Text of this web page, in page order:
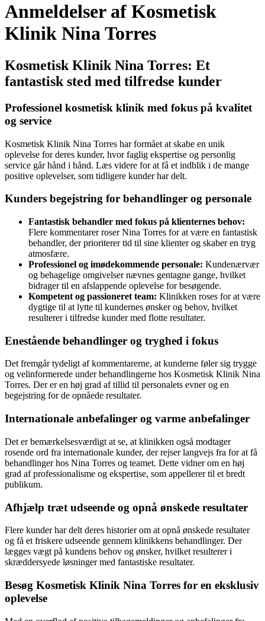
Anmeldelser af Kosmetisk
Klinik Nina Torres
Kosmetisk Klinik Nina Torres: Et
fantastisk sted med tilfredse kunder
Professionel kosmetisk klinik med fokus på kvalitet
og service
Kosmetisk Klinik Nina Torres har formået at skabe en unik
oplevelse for deres kunder, hvor faglig ekspertise og personlig
service går hånd i hånd. Læs videre for at få et indblik i de mange
positive oplevelser, som tidligere kunder har delt.
Kunders begejstring for behandlinger og personale
Fantastisk behandler med fokus på klienternes behov:
Flere kommentarer roser Nina Torres for at være en fantastisk
behandler, der prioriterer tid til sine klienter og skaber en tryg
atmosfære.
Professionel og imødekommende personale: Kundenærvær
og behagelige omgivelser nævnes gentagne gange, hvilket
bidrager til en afslappende oplevelse for besøgende.
Kompetent og passioneret team: Klinikken roses for at være
dygtige til at lytte til kundernes ønsker og behov, hvilket
resulterer i tilfredse kunder med flotte resultater.
Enestående behandlinger og tryghed i fokus
Det fremgår tydeligt af kommentarerne, at kunderne føler sig trygge
og velinformerede under behandlingerne hos Kosmetisk Klinik Nina
Torres. Der er en høj grad af tillid til personalets evner og en
begejstring for de opnåede resultater.
Internationale anbefalinger og varme anbefalinger
Det er bemærkelsesværdigt at se, at klinikken også modtager
rosende ord fra internationale kunder, der rejser langvejs fra for at få
behandlinger hos Nina Torres og teamet. Dette vidner om en høj
grad af professionalisme og ekspertise, som appellerer til et bredt
publikum.
Afhjælp træt udseende og opnå ønskede resultater
Flere kunder har delt deres historier om at opnå ønskede resultater
og få et friskere udseende gennem klinikkens behandlinger. Der
lægges vægt på kundens behov og ønsker, hvilket resulterer i
skræddersyede løsninger med fantastiske resultater.
Besøg Kosmetisk Klinik Nina Torres for en eksklusiv
oplevelse